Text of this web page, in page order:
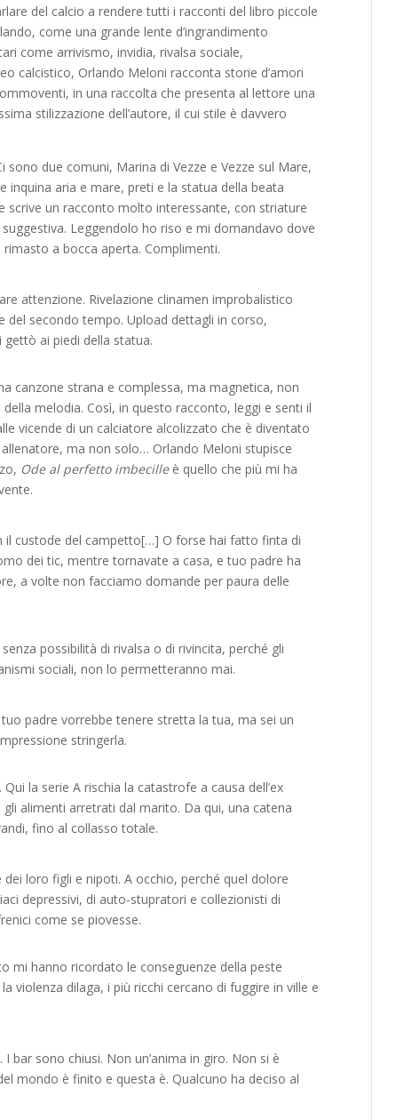
del calcio a rendere tutti i racconti del libro piccole
come una grande lente d’ingrandimento
come arrivismo, invidia, rivalsa sociale,
calcistico, Orlando Meloni racconta storie d’amori
in una raccolta che presenta al lettore una
stilizzazione dell’autore, il cui stile è davvero
due comuni, Marina di Vezze e Vezze sul Mare,
aria e mare, preti e la statua della beata
scrive un racconto molto interessante, con striature
Leggendolo ho riso e mi domandavo dove
a bocca aperta. Complimenti.
attenzione. Rivelazione clinamen improbalistico
secondo tempo. Upload dettagli in corso,
ai piedi della statua.
canzone strana e complessa, ma magnetica, non
melodia. Così, in questo racconto, leggi e senti il
vicende di un calciatore alcolizzato che è diventato
ma non solo… Orlando Meloni stupisce
Ode al perfetto imbecilleè quello che più mi ha
il custode del campetto[…] O forse hai fatto finta di
dei tic, mentre tornavate a casa, e tuo padre ha
a volte non facciamo domande per paura delle
possibilità di rivalsa o di rivincita, perché gli
sociali, non lo permetteranno mai.
padre vorrebbe tenere stretta la tua, ma sei un
stringerla.
la serie A rischia la catastrofe a causa dell’ex
alimenti arretrati dal marito. Da qui, una catena
fino al collasso totale.
loro figli e nipoti. A occhio, perché quel dolore
depressivi, di auto-stupratori e collezionisti di
come se piovesse.
mi hanno ricordato le conseguenze della peste
violenza dilaga, i più ricchi cercano di fuggire in ville e
sono chiusi. Non un’anima in giro. Non si è
mondo è finito e questa è. Qualcuno ha deciso al